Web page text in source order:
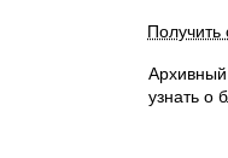
Получить
Архивный
узнать о